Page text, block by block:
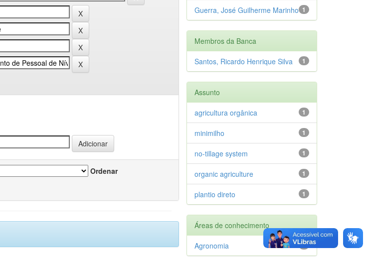
Ordenar
1
Guerra, José Guilherme Marinho
Membros da Banca
1
Santos, Ricardo Henrique Silva
Assunto
1
agricultura orgânica
1
minimilho
1
no-tillage system
1
organic agriculture
1
plantio direto
Áreas de conhecimento
1
Agronomia